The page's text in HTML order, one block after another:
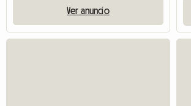
Ver anuncio